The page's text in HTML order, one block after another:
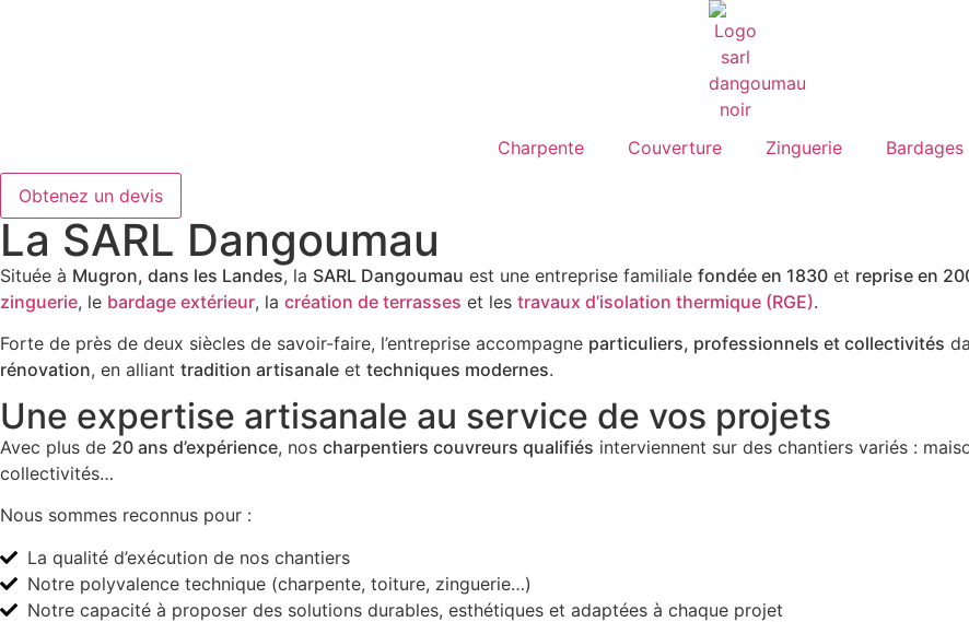
Charpente Couverture Zinguerie Bardages
Obtenez un devis
La SARL Dangoumau
Située à Mugron, dans les Landes, la SARL Dangoumau est une entreprise familiale fondée en 1830 et reprise en
zinguerie, le bardage extérieur, la création de terrasses et les travaux d’isolation thermique (RGE).
Forte de près de deux siècles de savoir-faire, l’entreprise accompagne particuliers, professionnels et collectivités
rénovation, en alliant tradition artisanale et techniques modernes.
Une expertise artisanale au service de vos projets
Avec plus de 20 ans d’expérience, nos charpentiers couvreurs qualifiés interviennent sur des chantiers variés :
collectivités…
Nous sommes reconnus pour :
La qualité d’exécution de nos chantiers
Notre polyvalence technique (charpente, toiture, zinguerie…)
Notre capacité à proposer des solutions durables, esthétiques et adaptées à chaque projet